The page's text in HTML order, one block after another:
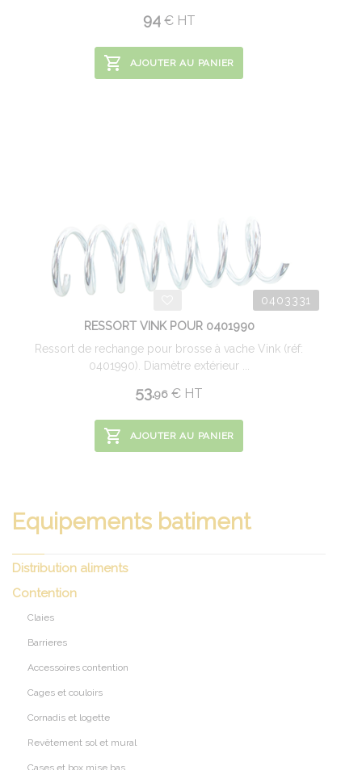
94 €HT
AJOUTER AU PANIER
0403331
RESSORT VINK POUR 0401990
Ressort de rechange pour brosse à vache Vink (réf:
0401990). Diamètre extérieur ...
53.96 € HT
AJOUTER AU PANIER
Equipements batiment
Distribution aliments
Contention
Claies
Barrieres
Accessoires contention
Cages et couloirs
Cornadis et logette
Revêtement sol et mural
Cases et box mise bas